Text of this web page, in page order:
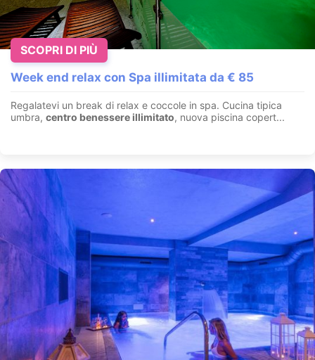
Week end relax con Spa illimitata da € 85
Regalatevi un break di relax e coccole in spa. Cucina tipica
umbra, centro benessere illimitato, nuova piscina copert...
SCOPRI DI PIÙ